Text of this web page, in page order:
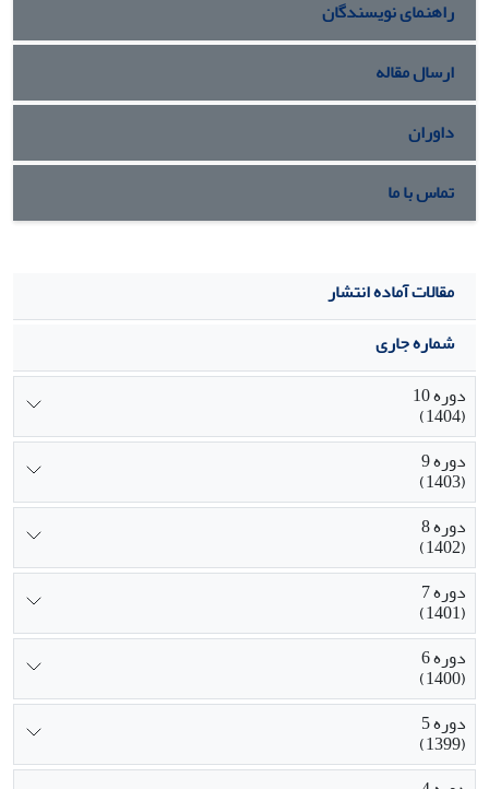
راهنمای نویسندگان
ارسال مقاله
داوران
تماس با ما
مقالات آماده انتشار
شماره جاری
دوره 10
(1404)
دوره 9
(1403)
دوره 8
(1402)
دوره 7
(1401)
دوره 6
(1400)
دوره 5
(1399)